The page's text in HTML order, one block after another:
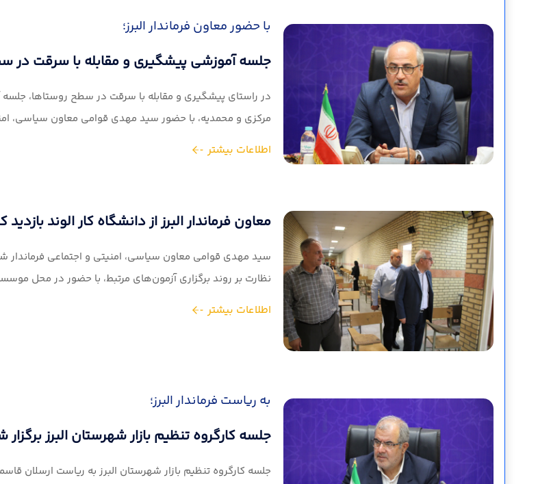
با حضور معاون فرماندار البرز؛
جلسه آموزشی پیشگیری و مقابله با سرقت در
در راستای پیشگیری و مقابله با سرقت در سطح روستاها،
مرکزی و محمدیه، با حضور سید مهدی قوامی معاون سیاسی،
اطلاعات بیشتر
معاون فرماندار البرز از دانشگاه کار الوند بازدید
سید مهدی قوامی معاون سیاسی، امنیتی و اجتماعی فرماندار
نظارت بر روند برگزاری آزمون‌های مرتبط، با حضور در محل
اطلاعات بیشتر
به ریاست فرماندار البرز؛
جلسه کارگروه تنظیم بازار شهرستان البرز برگزار
جلسه کارگروه تنظیم بازار شهرستان البرز به ریاست ارسلان